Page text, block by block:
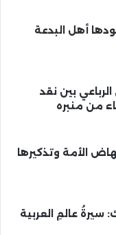
أهل البدعة
بين نقد
من منبره
الأمة وتذكيرها
سيرةُ عالمِ العربية